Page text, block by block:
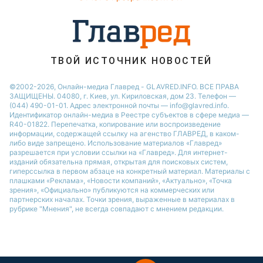
ТВОЙ ИСТОЧНИК НОВОСТЕЙ
©2002-2026, Онлайн-медиа Главред - GLAVRED.INFO. ВСЕ ПРАВА
ЗАЩИЩЕНЫ. 04080, г. Киев, ул. Кириловская, дом 23. Телефон —
(044) 490-01-01. Адрес электронной почты — info@glavred.info.
Идентификатор онлайн-медиа в Реестре cубъектов в сфере медиа —
R40-01822. Перепечатка, копирование или воспроизведение
информации, содержащей ссылку на агенство ГЛАВРЕД, в каком-
либо виде запрещено. Использование материалов «Главред»
разрешается при условии ссылки на «Главред». Для интернет-
изданий обязательна прямая, открытая для поисковых систем,
гиперссылка в первом абзаце на конкретный материал. Материалы с
плашками «Реклама», «Новости компаний», «Актуально», «Точка
зрения», «Официально» публикуются на коммерческих или
партнерских началах. Точки зрения, выраженные в материалах в
рубрике "Мнения", не всегда совпадают с мнением редакции.